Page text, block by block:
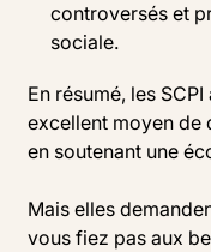
controversés et
sociale.
En résumé, les
excellent moyen
en soutenant une
Mais elles
vous fiez pas aux